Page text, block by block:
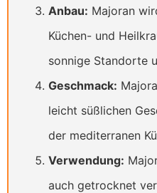
Anbau: Majoran
Küchen- und
sonnige Standorte
Geschmack:
leicht süßlichen
der mediterranen
Verwendung:
auch getrocknet